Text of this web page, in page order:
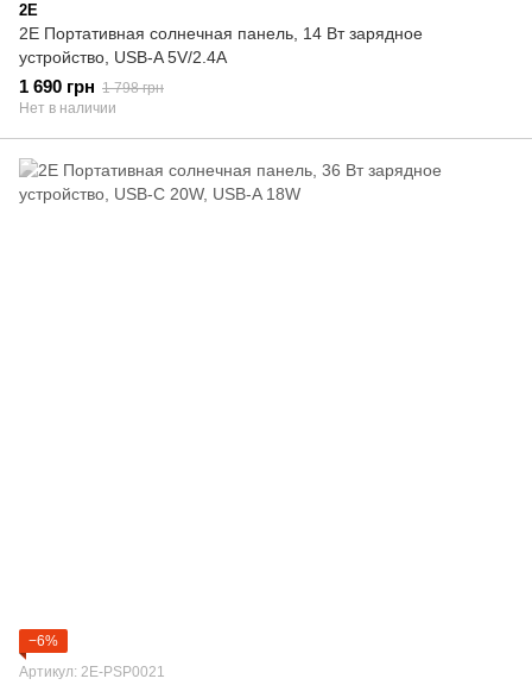
2E
2E Портативная солнечная панель, 14 Вт зарядное
устройство, USB-A 5V/2.4A
1 690 грн 1 798 грн
Нет в наличии
−6%
Артикул: 2E-PSP0021